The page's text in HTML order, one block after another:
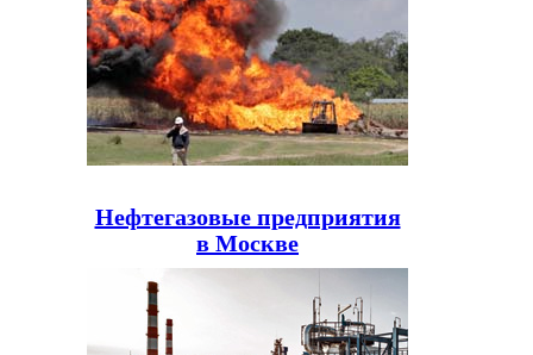
Нефтегазовые предприятия
в Москве